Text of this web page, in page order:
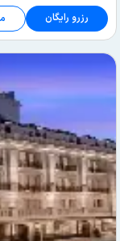
رزرو رایگان